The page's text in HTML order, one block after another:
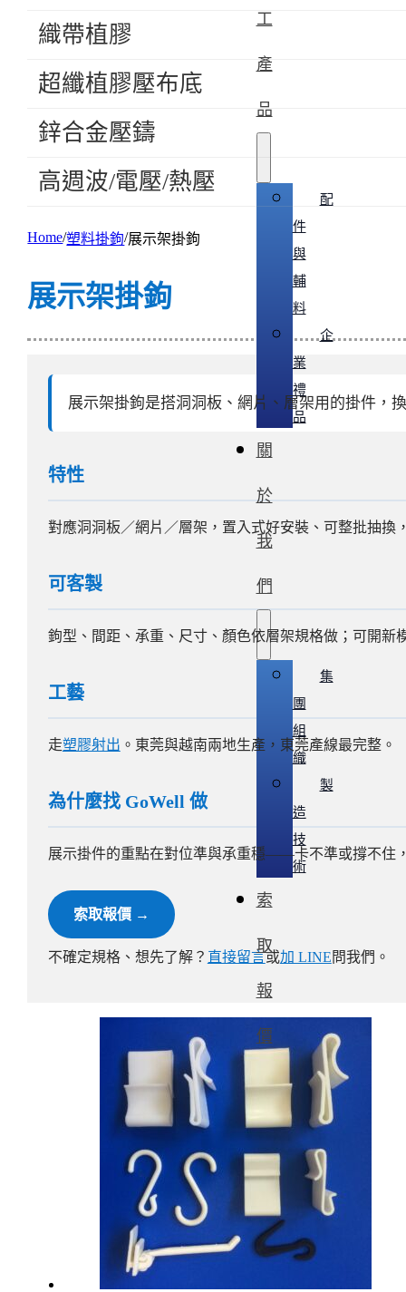
工
產
品
配
件
與
輔
料
企
業
禮
品
關
於
我
們
集
團
組
織
製
造
技
術
索
取
報
價
織帶植膠
超纖植膠壓布底
鋅合金壓鑄
高週波/電壓/熱壓
Home 塑料掛鉤 展示架掛鉤
展示架掛鉤
展示架掛鉤是搭洞洞板、網片、層架用的掛件，
特性
對應洞洞板／網片／層架，置入式好安裝、可整批抽換
可客製
鉤型、間距、承重、尺寸、顏色依層架規格做；可開新
工藝
走塑膠射出 。東莞與越南兩地生產，東莞產線最完整。
為什麼找 GoWell 做
展示掛件的重點在對位準與承重穩——卡不準或撐不住
索取報價 →
不確定規格、想先了解？ 直接留言或加 LINE問我們。